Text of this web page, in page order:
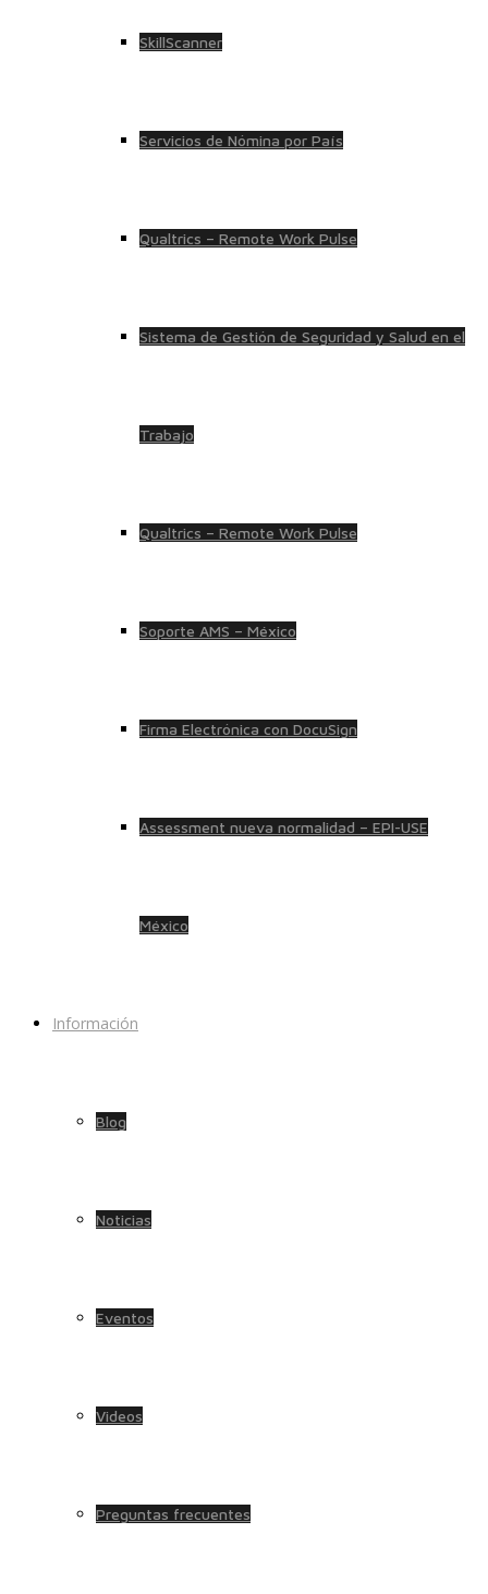
SkillScanner
Servicios de Nómina por País
Qualtrics – Remote Work Pulse
Sistema de Gestión de Seguridad y Salud en el
Trabajo
Qualtrics – Remote Work Pulse
Soporte AMS – México
Firma Electrónica con DocuSign
Assessment nueva normalidad – EPI-USE
México
Información
Blog
Noticias
Eventos
Videos
Preguntas frecuentes